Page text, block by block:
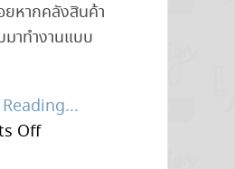
พร้อม
ความ
ยหากคลังสินค้า
มาทำงานแบบ
Offon